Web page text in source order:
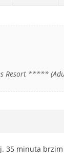
Resort *****
35 minuta brzim